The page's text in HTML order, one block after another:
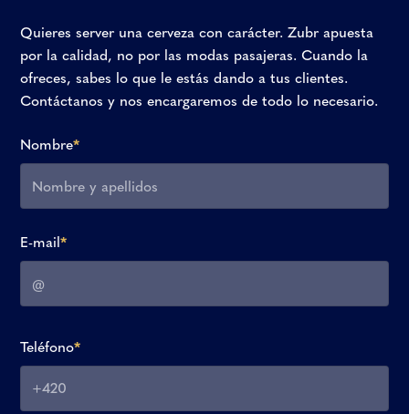
Quieres server una cerveza con carácter. Zubr apuesta
por la calidad, no por las modas pasajeras. Cuando la
ofreces, sabes lo que le estás dando a tus clientes.
Contáctanos y nos encargaremos de todo lo necesario.
Nombre*
E-mail*
Teléfono*